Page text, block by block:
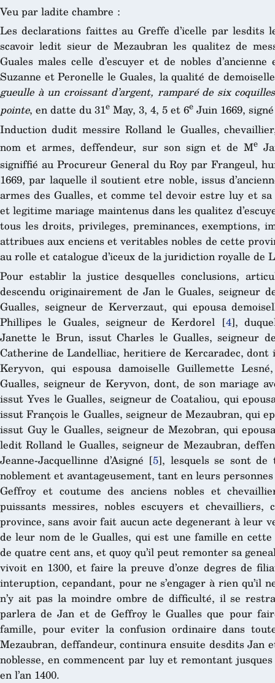
Veu par ladite chambre :
Les declarations faittes au Greffe d’icelle par lesdits
scavoir ledit sieur de Mezaubran les qualitez de
Guales males celle d’escuyer et de nobles
Suzanne et Peronelle le Guales, la qualité de
gueulle à un croissant d’argent, ramparé de six
pointe, en datte du 31e May, 3, 4, 5 et 6e Juin 1669,
Induction dudit messire Rolland le Gualles,
nom et armes, deffendeur, sur son sign et de Me
signiffié au Procureur General du Roy par Frangeul,
1669, par laquelle il soutient etre noble, issus
armes des Gualles, et comme tel devoir estre luy et
et legitime mariage maintenus dans les qualitez
tous les droits, privileges, preminances, exemptions,
attribues aux enciens et veritables nobles de cette
au rolle et catalogue d’iceux de la juridiction royalle de
Pour establir la justice desquelles conclusions,
descendu originairement de Jan le Guales, seigneur
Gualles, seigneur de Kerverzaut, qui epousa
Phillipes le Guales, seigneur de Kerdorel [4],
Janette le Brun, issut Charles le Gualles, seigneur
Catherine de Landelliac, heritiere de Kercaradec, dont
Keryvon, qui espousa damoiselle Guillemette
Gualles, seigneur de Keryvon, dont, de son mariage
issut Yves le Gualles, seigneur de Coataliou, qui
issut François le Gualles, seigneur de Mezaubran, qui
issut Guy le Gualles, seigneur de Mezobran, qui
ledit Rolland le Gualles, seigneur de Mezaubran,
Jeanne-Jacquellinne d’Asigné [5], lesquels se sont de
noblement et avantageusement, tant en leurs
Geffroy et coutume des anciens nobles et
puissants messires, nobles escuyers et
province, sans avoir fait aucun acte degenerant à leur
de leur nom de le Gualles, qui est une famille en cette
de quatre cent ans, et quoy qu’il peut remonter sa
vivoit en 1300, et faire la preuve d’onze degres de
interuption, cepandant, pour ne s’engager à rien qu’il
n’y ait pas la moindre ombre de difficulté, il se
parlera de Jan et de Geffroy le Gualles que pour
famille, pour eviter la confusion ordinaire dans
Mezaubran, deffandeur, continura ensuite desdits Jan
noblesse, en commencent par luy et remontant
en l’an 1400.